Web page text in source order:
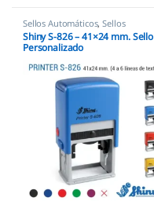
Sellos Automáticos,Sellos
empresas,Shiny
Shiny S-826 – 41×24 mm. Sello
Personalizado